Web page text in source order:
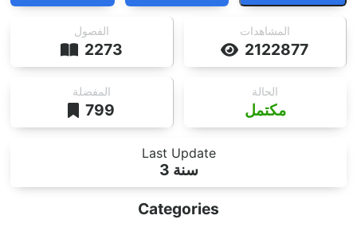
2273
الفصول
2122877
المشاهدات
799
المفضلة
مكتمل
الحالة
Last Update
3 سنة
Categories